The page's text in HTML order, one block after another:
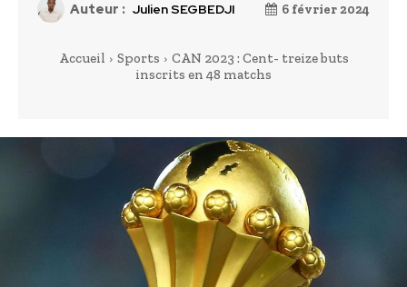
Auteur : Julien SEGBEDJI 6 février 2024
Accueil Sports
CAN 2023 : Cent- treize buts
inscrits en 48 matchs